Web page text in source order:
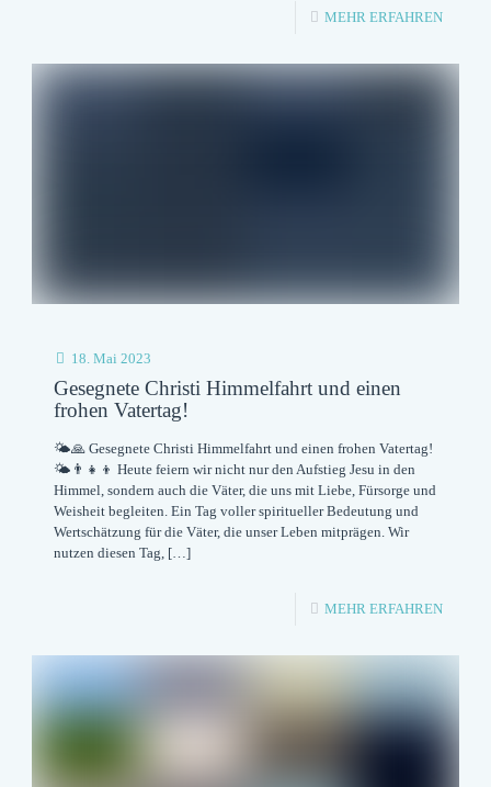
MEHR ERFAHREN-
18. Mai 2023
Gesegnete Christi Himmelfahrt und einen
frohen Vatertag!
🌤️🙏 Gesegnete Christi Himmelfahrt und einen frohen Vatertag!
🌤️👨‍👧‍👦 Heute feiern wir nicht nur den Aufstieg Jesu in den
Himmel, sondern auch die Väter, die uns mit Liebe, Fürsorge und
Weisheit begleiten. Ein Tag voller spiritueller Bedeutung und
Wertschätzung für die Väter, die unser Leben mitprägen. Wir
nutzen diesen Tag,[…]
MEHR ERFAHREN-